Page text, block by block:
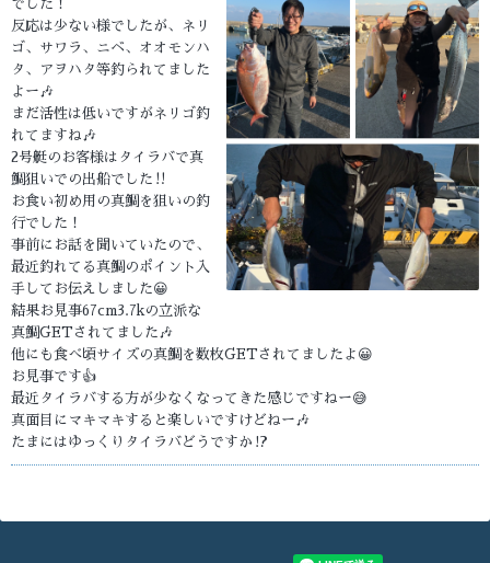
でした！
反応は少ない様でしたが、ネリ
ゴ、サワラ、ニベ、オオモンハ
タ、アヲハタ等釣られてました
よー🎶
まだ活性は低いですがネリゴ釣
れてますね🎶
2号艇のお客様はタイラバで真
鯛狙いでの出船でした‼️
お食い初め用の真鯛を狙いの釣
行でした！
事前にお話を聞いていたので、
最近釣れてる真鯛のポイント入
手してお伝えしました😀
結果お見事67cm3.7kの立派な
真鯛GETされてました🎶
他にも食べ頃サイズの真鯛を数枚GETされてましたよ😀
お見事です👍
最近タイラバする方が少なくなってきた感じですねー😅
真面目にマキマキすると楽しいですけどねー🎶
たまにはゆっくりタイラバどうですか⁉️